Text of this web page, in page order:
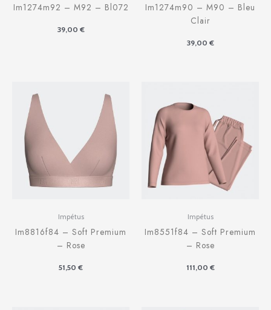
Im1274m92 – M92 – Bl072
39,00 €
Im1274m90 – M90 – Bleu
Clair
39,00 €
Impétus
Im8816f84 – Soft Premium
– Rose
51,50 €
Impétus
Im8551f84 – Soft Premium
– Rose
111,00 €